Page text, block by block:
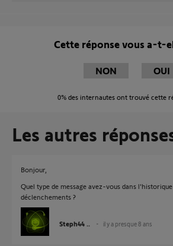
Cette réponse vous a-t-
NON OUI
0% des internautes ont trouvé cette
Les autres
Bonjour,
Quel type de message avez-vous dans
déclenchements ?
Steph44 .. il y a presque 8 ans